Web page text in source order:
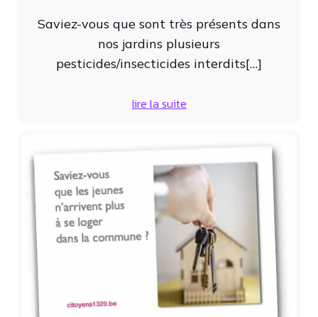
Saviez-vous que sont très présents dans
nos jardins plusieurs
pesticides/insecticides interdits[…]
lire la suite